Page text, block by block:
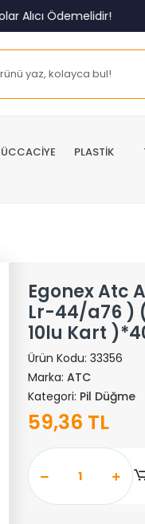
Alıcı Ödemelidir!
PLASTİK
Egonex Atc
Lr-44/a76 )
10lu Kart
Ürün Kodu: 33356
Marka: ATC
Kategori: Pil Düğme
59,36 TL